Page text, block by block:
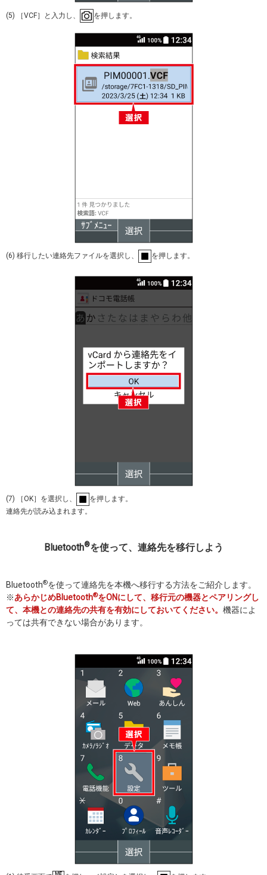
(5) ［VCF］と入力し、 を押します。
(6) 移行したい連絡先ファイルを選択し、 を押します。
(7) ［OK］を選択し、
を押します。
連絡先が読み込まれます。
Bluetooth®を使って、連絡先を移行しよう
Bluetooth®を使って連絡先を本機へ移行する方法をご紹介します。
※あらかじめBluetooth®をONにして、移行元の機器とペアリングし
て、本機との連絡先の共有を有効にしておいてください。 機器によ
っては共有できない場合があります。